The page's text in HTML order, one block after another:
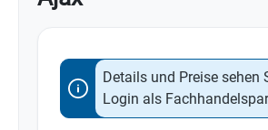
Details und Preise sehen
Login als